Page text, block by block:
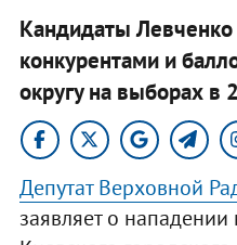
Кандидаты
конкурентами и
округу на выборах в
Депутат Верховной
заявляет о